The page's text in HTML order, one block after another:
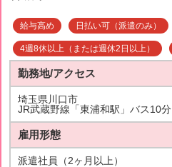
給与高め 日払い可（派遣のみ）
4週8休以上（または週休2日以上）
勤務地/アクセス
埼玉県川口市
JR武蔵野線「東浦和駅」バス10分
雇用形態
派遣社員（2ヶ月以上）